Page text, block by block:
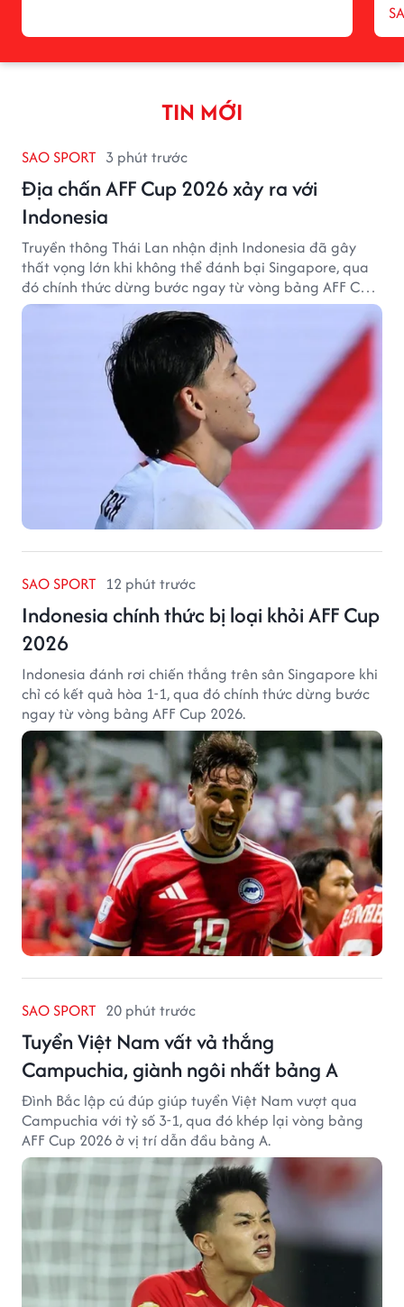
TIN MỚI
SAO SPORT 3 phút trước
Địa chấn AFF Cup 2026 xảy ra với
Indonesia
Truyền thông Thái Lan nhận định Indonesia đã gây
thất vọng lớn khi không thể đánh bại Singapore, qua
đó chính thức dừng bước ngay từ vòng bảng AFF Cup
2026.
SAO SPORT 12 phút trước
Indonesia chính thức bị loại khỏi AFF Cup
2026
Indonesia đánh rơi chiến thắng trên sân Singapore khi
chỉ có kết quả hòa 1-1, qua đó chính thức dừng bước
ngay từ vòng bảng AFF Cup 2026.
SAO SPORT 20 phút trước
Tuyển Việt Nam vất vả thắng
Campuchia, giành ngôi nhất bảng A
Đình Bắc lập cú đúp giúp tuyển Việt Nam vượt qua
Campuchia với tỷ số 3-1, qua đó khép lại vòng bảng
AFF Cup 2026 ở vị trí dẫn đầu bảng A.